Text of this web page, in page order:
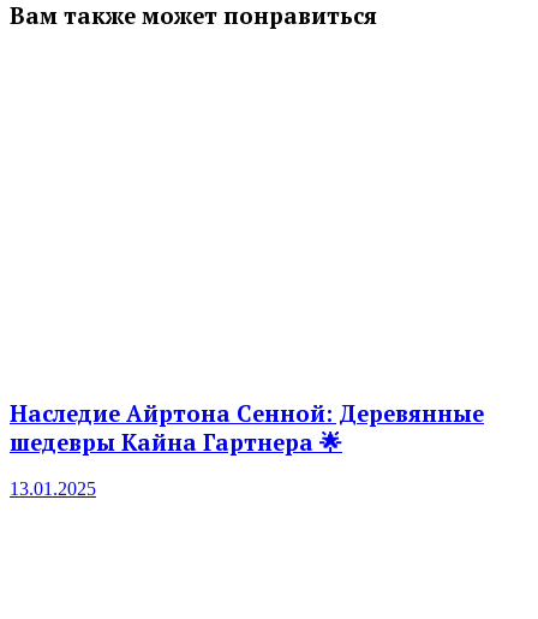
Вам также может понравиться
Наследие Айртона Сенной: Деревянные
шедевры Кайна Гартнера 🌟
13.01.2025